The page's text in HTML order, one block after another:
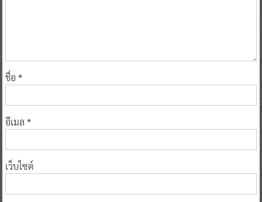
ชื่อ *
อีเมล *
เว็บไซต์